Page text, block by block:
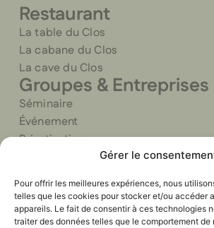
Gérer le
Pour offrir les meilleures expériences, nous
telles que les cookies pour stocker et/ou accéder
appareils. Le fait de consentir à ces technologies
traiter des données telles que le comportement de
Restaurant
La table du Clos
La cabane du Clos
La cave du Clos
Groupes & Entreprises
Séminaire
Événement
Privatisation